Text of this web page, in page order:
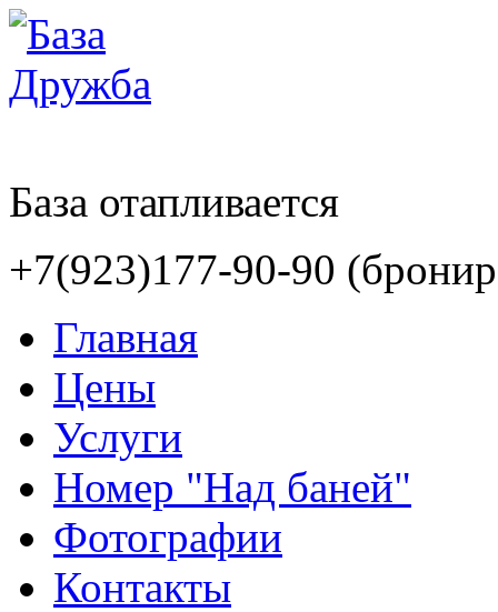
База отапливается
+7(923)177-90-90
Главная
Цены
Услуги
Номер "Над баней"
Фотографии
Контакты